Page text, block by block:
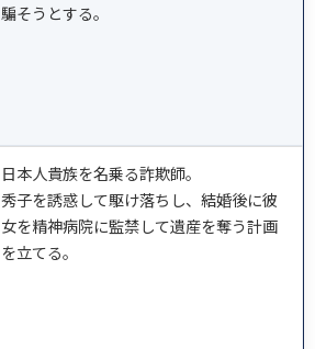
騙そうとする。
日本人貴族を名乗る詐欺師。
秀子を誘惑して駆け落ちし、結婚後に彼
女を精神病院に監禁して遺産を奪う計画
を立てる。